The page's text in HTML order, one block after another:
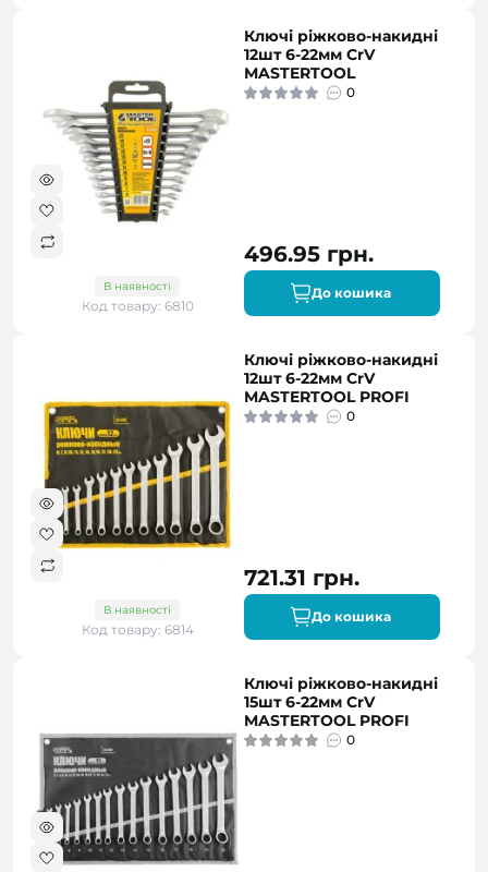
В наявності
Код товару: 6810
Ключі ріжково-накидні
12шт 6-22мм CrV
MASTERTOOL
0
496.95 грн.
До кошика
В наявності
Код товару: 6814
Ключі ріжково-накидні
12шт 6-22мм CrV
MASTERTOOL PROFI
0
721.31 грн.
До кошика
Ключі ріжково-накидні
15шт 6-22мм CrV
MASTERTOOL PROFI
0